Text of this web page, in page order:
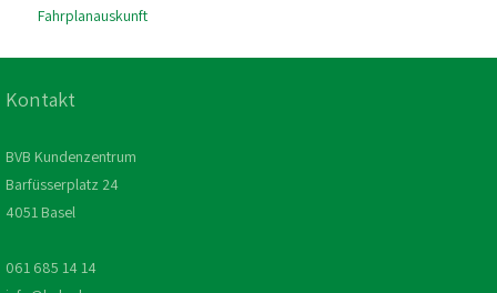
Fahrplanauskunft
Kontakt
BVB Kundenzentrum
Barfüsserplatz 24
4051 Basel
061 685 14 14